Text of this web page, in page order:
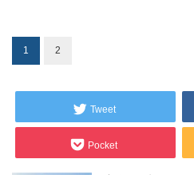
1 2
Tweet
Pocket